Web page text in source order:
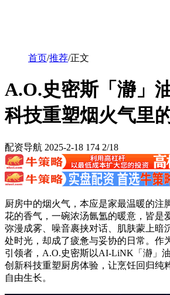
首页/推荐/正文
A.O.史密斯「瀞」
科技重塑烟火气里
配资导航 2025-2-18 174 2/18
厨房中的烟火气，本应是家最温暖的
花的香气，一碗浓汤氤氲的暖意，皆是
弥漫成雾、噪音裹挟对话、肌肤蒙上暗
处时光，却成了疲惫与妥协的日常。作
引领者，A.O.史密斯以AI-LiNK「瀞」
创新科技重塑厨房体验，让烹饪回归纯
自由生长。